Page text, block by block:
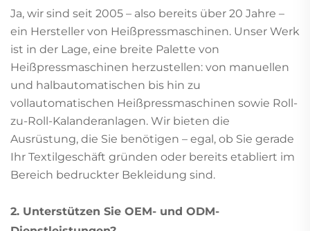
Ja, wir sind seit 2005 – also bereits über 20 Jahre –
ein Hersteller von Heißpressmaschinen. Unser Werk
ist in der Lage, eine breite Palette von
Heißpressmaschinen herzustellen: von manuellen
und halbautomatischen bis hin zu
vollautomatischen Heißpressmaschinen sowie Roll-
zu-Roll-Kalanderanlagen. Wir bieten die
Ausrüstung, die Sie benötigen – egal, ob Sie gerade
Ihr Textilgeschäft gründen oder bereits etabliert im
Bereich bedruckter Bekleidung sind.
2. Unterstützen Sie OEM- und ODM-